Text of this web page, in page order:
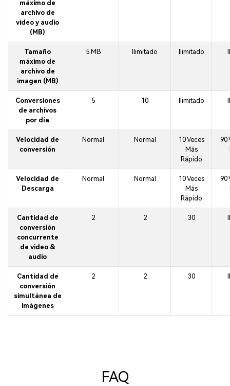
máximo de
archivo de
video y audio
(MB)
Tamaño
máximo de
archivo de
imagen (MB)
5 MB Ilimitado Ilimitado
Conversiones
de archivos
por día
5 10 Ilimitado
Velocidad de
conversión
Normal Normal
10 Veces
Más
Rápido
90
Velocidad de
Descarga
Normal Normal
10 Veces
Más
Rápido
90
Cantidad de
conversión
concurrente
de video &
audio
2 2 30
Cantidad de
conversión
simultánea de
imágenes
2 2 30
FAQ